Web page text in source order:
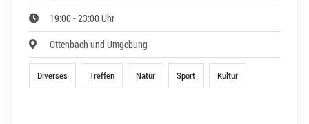
19:00 - 23:00 Uhr
Ottenbach und Umgebung
Diverses Treffen Natur Sport Kultur